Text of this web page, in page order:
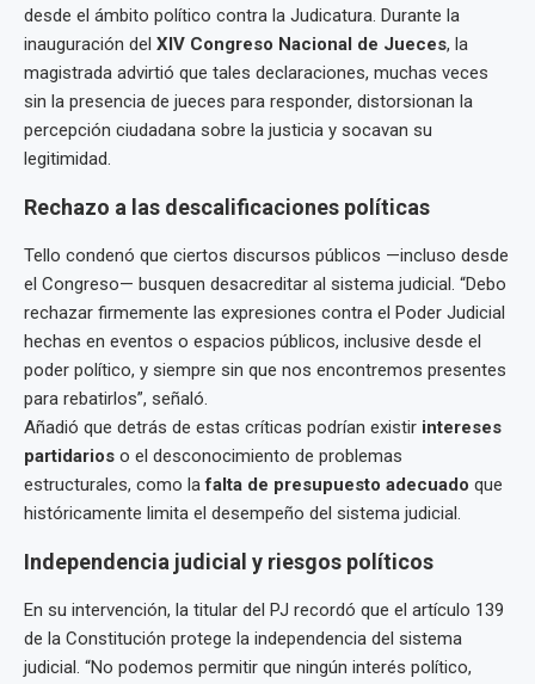
desde el ámbito político contra la Judicatura. Durante la
inauguración del XIV Congreso Nacional de Jueces, la
magistrada advirtió que tales declaraciones, muchas veces
sin la presencia de jueces para responder, distorsionan la
percepción ciudadana sobre la justicia y socavan su
legitimidad.
Rechazo a las descalificaciones políticas
Tello condenó que ciertos discursos públicos —incluso desde
el Congreso— busquen desacreditar al sistema judicial. “Debo
rechazar firmemente las expresiones contra el Poder Judicial
hechas en eventos o espacios públicos, inclusive desde el
poder político, y siempre sin que nos encontremos presentes
para rebatirlos”, señaló.
Añadió que detrás de estas críticas podrían existir intereses
partidarios o el desconocimiento de problemas
estructurales, como lafalta de presupuesto adecuado que
históricamente limita el desempeño del sistema judicial.
Independencia judicial y riesgos políticos
En su intervención, la titular del PJ recordó que el artículo 139
de la Constitución protege la independencia del sistema
judicial. “No podemos permitir que ningún interés político,